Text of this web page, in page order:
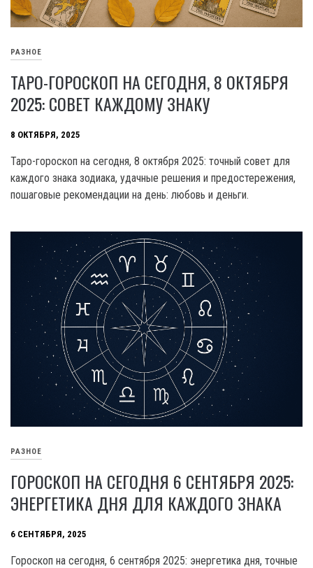
РАЗНОЕ
ТАРО-ГОРОСКОП НА СЕГОДНЯ, 8 ОКТЯБРЯ
2025: СОВЕТ КАЖДОМУ ЗНАКУ
8 ОКТЯБРЯ, 2025
Таро-гороскоп на сегодня, 8 октября 2025: точный совет для
каждого знака зодиака, удачные решения и предостережения,
пошаговые рекомендации на день: любовь и деньги.
РАЗНОЕ
ГОРОСКОП НА СЕГОДНЯ 6 СЕНТЯБРЯ 2025:
ЭНЕРГЕТИКА ДНЯ ДЛЯ КАЖДОГО ЗНАКА
6 СЕНТЯБРЯ, 2025
Гороскоп на сегодня, 6 сентября 2025: энергетика дня, точные